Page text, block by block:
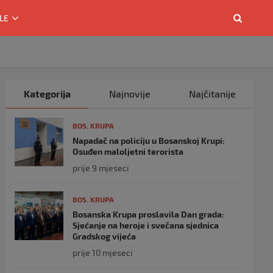
Kategorija Najnovije Najčitanije
BOS. KRUPA
Napadač na policiju u Bosanskoj Krupi:
Osuđen maloljetni terorista
prije 9 mjeseci
BOS. KRUPA
Bosanska Krupa proslavila Dan grada:
Sjećanje na heroje i svečana sjednica
Gradskog vijeća
prije 10 mjeseci